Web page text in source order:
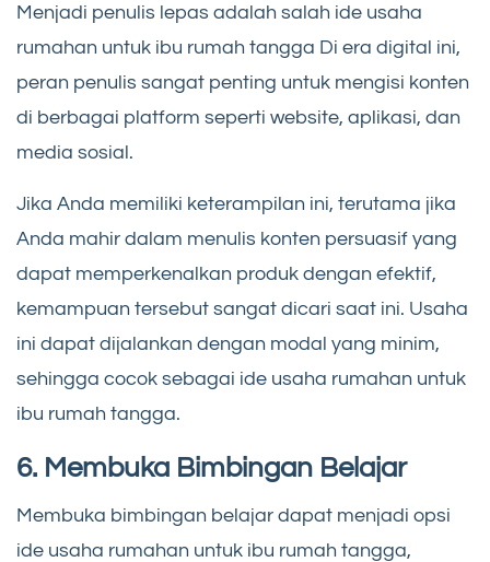
Menjadi penulis lepas adalah salah ide usaha
rumahan untuk ibu rumah tangga Di era digital ini,
peran penulis sangat penting untuk mengisi konten
di berbagai platform seperti website, aplikasi, dan
media sosial.
Jika Anda memiliki keterampilan ini, terutama jika
Anda mahir dalam menulis konten persuasif yang
dapat memperkenalkan produk dengan efektif,
kemampuan tersebut sangat dicari saat ini. Usaha
ini dapat dijalankan dengan modal yang minim,
sehingga cocok sebagai ide usaha rumahan untuk
ibu rumah tangga.
6. Membuka Bimbingan Belajar
Membuka bimbingan belajar dapat menjadi opsi
ide usaha rumahan untuk ibu rumah tangga,